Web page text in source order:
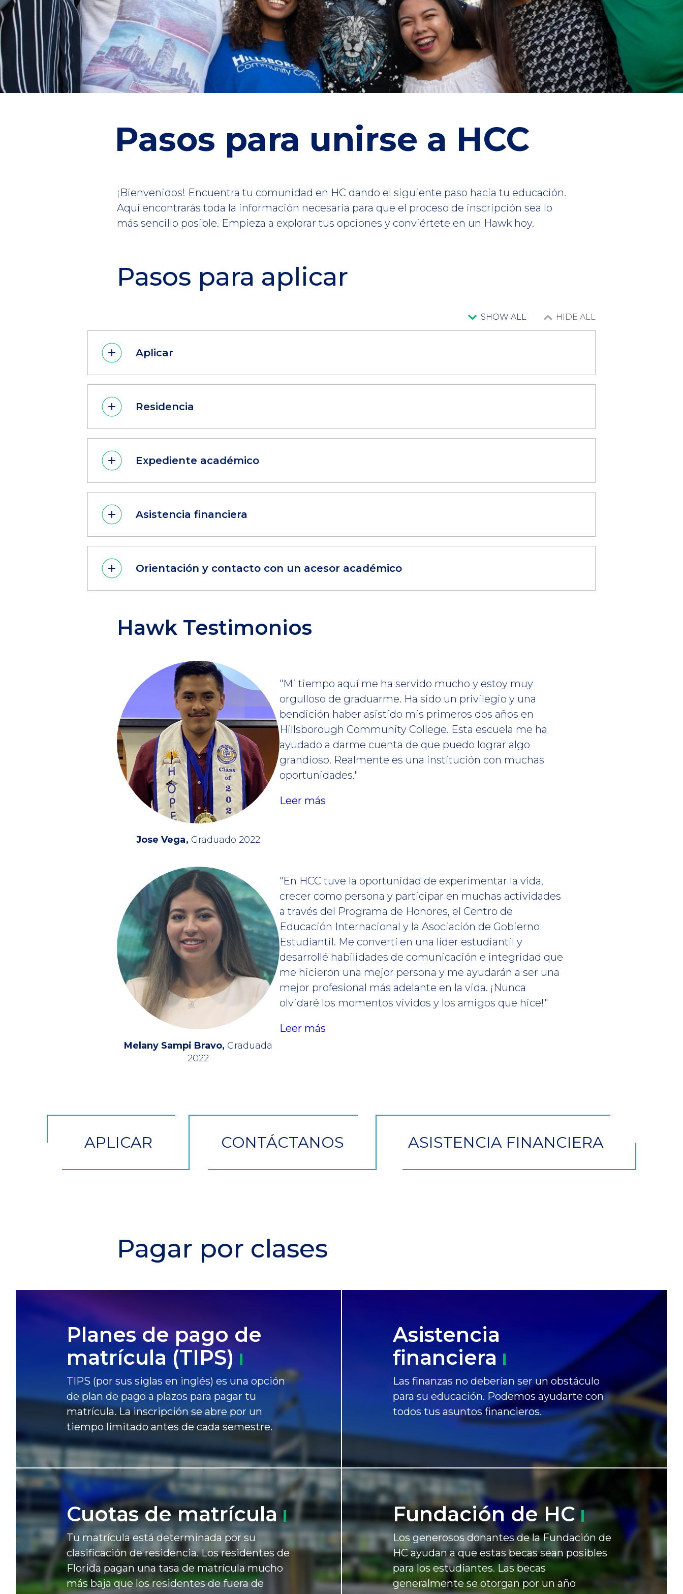
Pasos para unirse a HCC
¡Bienvenidos! Encuentra tu comunidad en HC dando el siguiente paso hacia tu educación.
Aquí encontrarás toda la información necesaria para que el proceso de inscripción sea lo
más sencillo posible. Empieza a explorar tus opciones y conviértete en un Hawk hoy.
Pasos para aplicar
SHOW ALL HIDE ALL
Aplicar
Residencia
Expediente académico
Asistencia financiera
Orientación y contacto con un acesor académico
Hawk Testimonios
"Mi tiempo aquí me ha servido mucho y estoy muy
orgulloso de graduarme. Ha sido un privilegio y una
bendición haber asistido mis primeros dos años en
Hillsborough Community College. Esta escuela me ha
ayudado a darme cuenta de que puedo lograr algo
grandioso. Realmente es una institución con muchas
oportunidades."
Leer más
Jose Vega Graduado 2022
"En HCC tuve la oportunidad de experimentar la vida,
crecer como persona y participar en muchas actividades
a través del Programa de Honores, el Centro de
Educación Internacional y la Asociación de Gobierno
Estudiantil. Me convertí en una líder estudiantil y
desarrollé habilidades de comunicación e integridad que
me hicieron una mejor persona y me ayudarán a ser una
mejor profesional más adelante en la vida. ¡Nunca
olvidaré los momentos vividos y los amigos que hice!"
Leer más
Melany Sampi Bravo Graduada
2022
APLICAR CONTÁCTANOS ASISTENCIA FINANCIERA
Pagar por clases
Planes de pago de
matrícula (TIPS)
TIPS (por sus siglas en inglés) es una opción
de plan de pago a plazos para pagar tu
matrícula. La inscripción se abre por un
tiempo limitado antes de cada semestre.
Asistencia
financiera
Las finanzas no deberían ser un obstáculo
para su educación. Podemos ayudarte con
todos tus asuntos financieros.
Cuotas dematrícula
Tu matrícula está determinada por su
clasificación de residencia. Los residentes de
Florida pagan una tasa de matrícula mucho
más baja que los residentes de fuera de
Fundación de HC
Los generosos donantes de la Fundación de
HC ayudan a que estas becas sean posibles
para los estudiantes. Las becas
generalmente se otorgan por un año